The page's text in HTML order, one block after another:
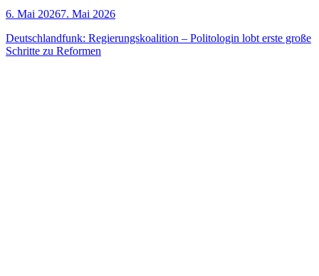
6. Mai 20267. Mai 2026
Deutsch­land­funk: Regie­rungs­ko­ali­ti­on – Poli­to­lo­gin lobt ers­te gro­ße
Schrit­te zu Reformen